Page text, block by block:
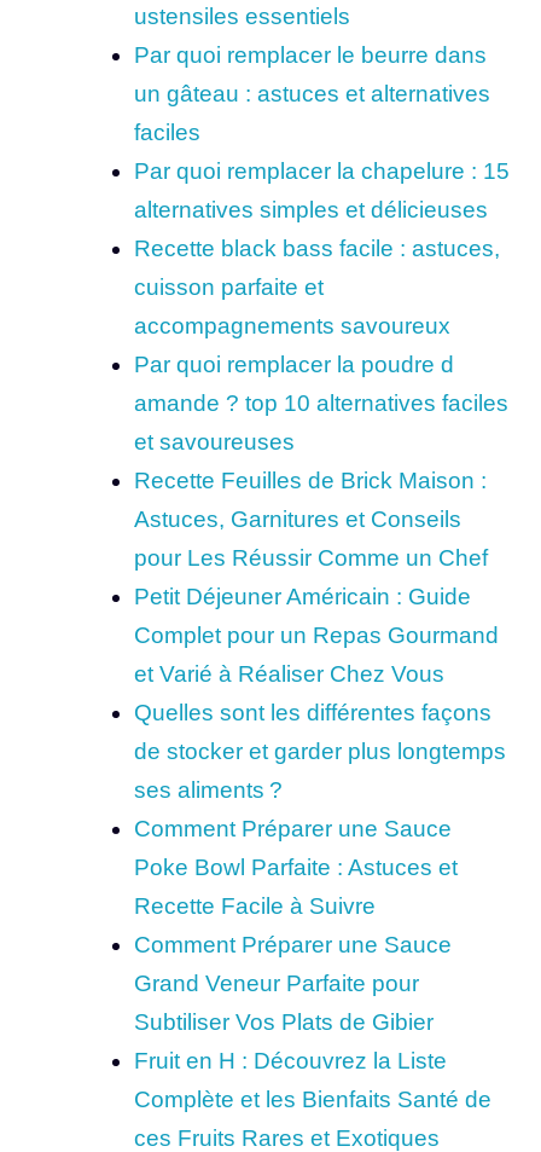
ustensiles essentiels
Par quoi remplacer le beurre dans
un gâteau : astuces et alternatives
faciles
Par quoi remplacer la chapelure : 15
alternatives simples et délicieuses
Recette black bass facile : astuces,
cuisson parfaite et
accompagnements savoureux
Par quoi remplacer la poudre d
amande ? top 10 alternatives faciles
et savoureuses
Recette Feuilles de Brick Maison :
Astuces, Garnitures et Conseils
pour Les Réussir Comme un Chef
Petit Déjeuner Américain : Guide
Complet pour un Repas Gourmand
et Varié à Réaliser Chez Vous
Quelles sont les différentes façons
de stocker et garder plus longtemps
ses aliments ?
Comment Préparer une Sauce
Poke Bowl Parfaite : Astuces et
Recette Facile à Suivre
Comment Préparer une Sauce
Grand Veneur Parfaite pour
Subtiliser Vos Plats de Gibier
Fruit en H : Découvrez la Liste
Complète et les Bienfaits Santé de
ces Fruits Rares et Exotiques